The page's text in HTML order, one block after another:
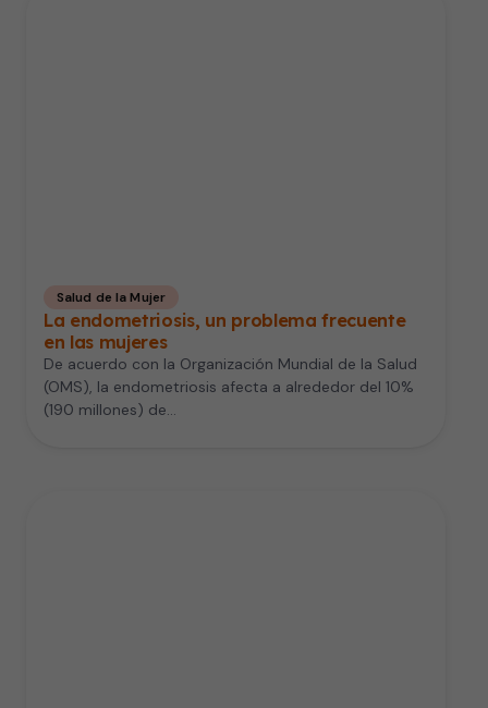
Salud de la Mujer
La endometriosis, un problema frecuente
en las mujeres
De acuerdo con la Organización Mundial de la Salud
(OMS), la endometriosis afecta a alrededor del 10%
(190 millones) de…